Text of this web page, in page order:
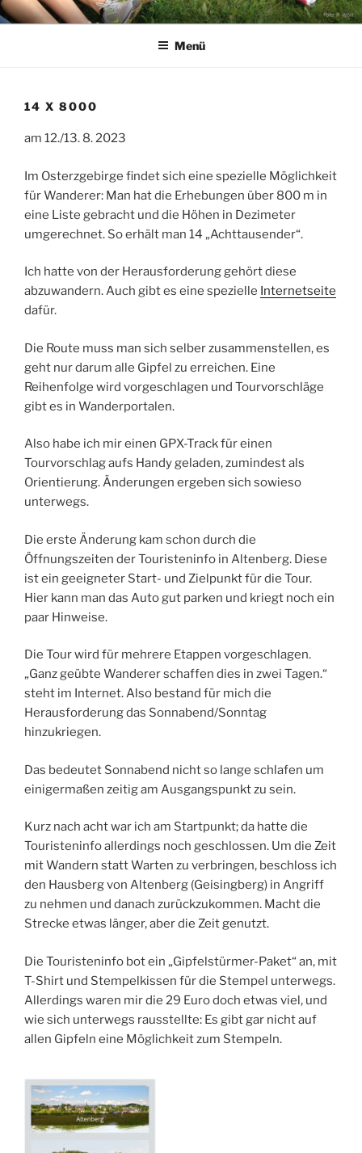
Zum
InhaltLAUFEN
Menü
14 X 8000
am 12./13. 8. 2023
Im Osterzgebirge findet sich eine spezielle Möglichkeit
für Wanderer: Man hat die Erhebungen über 800 m in
eine Liste gebracht und die Höhen in Dezimeter
umgerechnet. So erhält man 14 „Achttausender“.
Ich hatte von der Herausforderung gehört diese
abzuwandern. Auch gibt es eine spezielle Internetseite
dafür.
Die Route muss man sich selber zusammenstellen, es
geht nur darum alle Gipfel zu erreichen. Eine
Reihenfolge wird vorgeschlagen und Tourvorschläge
gibt es in Wanderportalen.
Also habe ich mir einen GPX-Track für einen
Tourvorschlag aufs Handy geladen, zumindest als
Orientierung. Änderungen ergeben sich sowieso
unterwegs.
Die erste Änderung kam schon durch die
Öffnungszeiten der Touristeninfo in Altenberg. Diese
ist ein geeigneter Start- und Zielpunkt für die Tour.
Hier kann man das Auto gut parken und kriegt noch ein
paar Hinweise.
Die Tour wird für mehrere Etappen vorgeschlagen.
„Ganz geübte Wanderer schaffen dies in zwei Tagen.“
steht im Internet. Also bestand für mich die
Herausforderung das Sonnabend/Sonntag
hinzukriegen.
Das bedeutet Sonnabend nicht so lange schlafen um
einigermaßen zeitig am Ausgangspunkt zu sein.
Kurz nach acht war ich am Startpunkt; da hatte die
Touristeninfo allerdings noch geschlossen. Um die Zeit
mit Wandern statt Warten zu verbringen, beschloss ich
den Hausberg von Altenberg (Geisingberg) in Angriff
zu nehmen und danach zurückzukommen. Macht die
Strecke etwas länger, aber die Zeit genutzt.
Die Touristeninfo bot ein „Gipfelstürmer-Paket“ an, mit
T-Shirt und Stempelkissen für die Stempel unterwegs.
Allerdings waren mir die 29 Euro doch etwas viel, und
wie sich unterwegs rausstellte: Es gibt gar nicht auf
allen Gipfeln eine Möglichkeit zum Stempeln.